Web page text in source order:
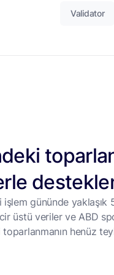
Validator
gününde yaklaşık
üstü veriler ve ABD
henüz
gören spot Bitcoin